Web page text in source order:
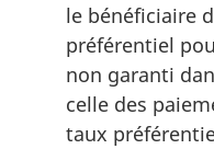
le bénéficiaire
préférentiel
non garanti
celle des
taux